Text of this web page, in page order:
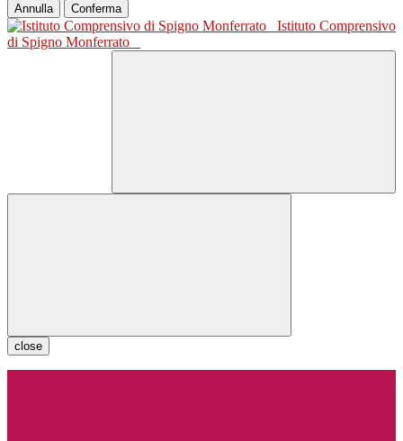
Annulla Conferma
Istituto Comprensivo
di Spigno Monferrato
close